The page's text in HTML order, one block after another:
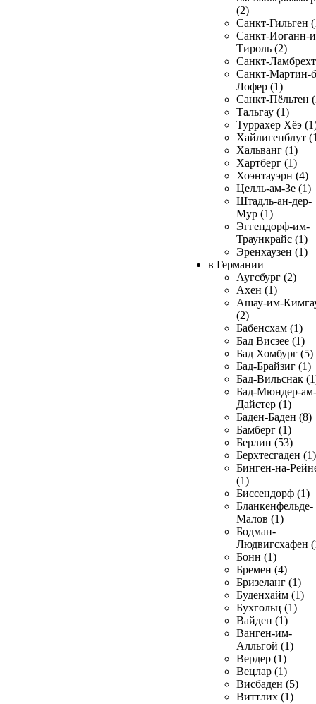
(2)
Санкт-Гильген
Санкт-Иоганн-
Тироль (2)
Санкт-
Санкт-Мартин-
Лофер (1)
Санкт-Пёльтен
Тальгау (1)
Туррахер Хёэ
Хайлигенблут
Хальванг (1)
Хартберг (1)
Хоэнтауэрн (4)
Целль-ам-Зе (1)
Штадль-ан-дер-
Мур (1)
Эггендорф-им-
Траункрайс (1)
Эренхаузен (1)
в Германии
Аугсбург (2)
Ахен (1)
Ашау-им-
(2)
Бабенсхам (1)
Бад Висзее (1)
Бад Хомбург (5)
Бад-Брайзиг (1)
Бад-Вильснак
Бад-Мюндер-ам-
Дайстер (1)
Баден-Баден (8)
Бамберг (1)
Берлин (53)
Берхтесгаден (1)
Бинген-на-
(1)
Биссендорф (1)
Бланкенфельде-
Малов (1)
Бодман-
Людвигсхафен
Бонн (1)
Бремен (4)
Бризеланг (1)
Буденхайм (1)
Бухгольц (1)
Вайден (1)
Ванген-им-
Алльгой (1)
Вердер (1)
Вецлар (1)
Висбаден (5)
Виттлих (1)